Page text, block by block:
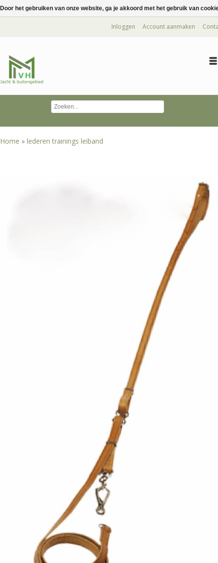
Inloggen Account aanmaken
Home » lederen trainings leiband
Door het gebruiken van onze website, ga je akkoord met het gebruik van